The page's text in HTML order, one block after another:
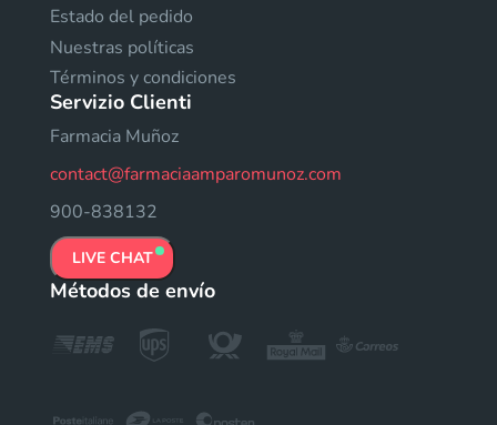
Estado del pedido
Nuestras políticas
Términos y condiciones
Servizio Clienti
Farmacia Muñoz
contact@farmaciaamparomunoz.com
900-838132
LIVE CHAT
Métodos de envío